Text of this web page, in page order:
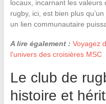
locaux, incarnant les
rugby, ici, est bien plus
un lien communautaire
A lire également : Voyagez
l'univers des croisières MSC
Le club de
histoire et